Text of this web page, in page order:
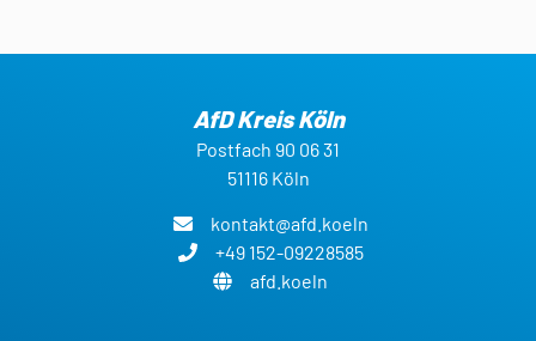
AfD Kreis Köln
Postfach 90 06 31
51116 Köln
kontakt@afd.koeln
+49 152-09228585
afd.koeln